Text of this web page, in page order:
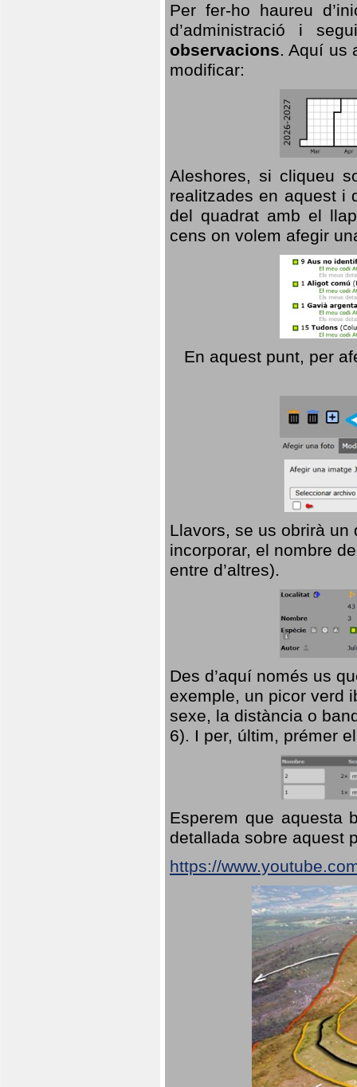
Per fer-ho haureu
d’administració i
observacions. Aquí us
modificar:
Aleshores, si cliqueu
realitzades en aquest i
del quadrat amb el
cens on volem afegir
En aquest punt, per
Llavors, se us obrirà
incorporar, el nombre
entre d’altres).
Des d’aquí només us
exemple, un picor verd
sexe, la distància o
6). I per, últim, prémer
Esperem que aquesta
detallada sobre aquest
https://